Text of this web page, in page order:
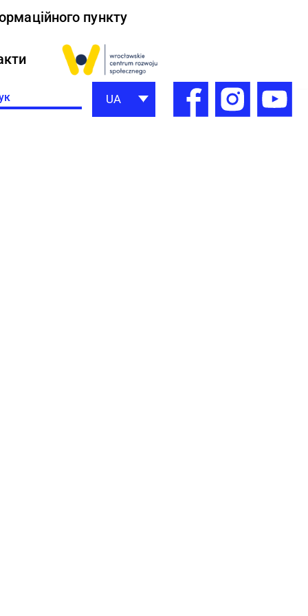
пункту
UA